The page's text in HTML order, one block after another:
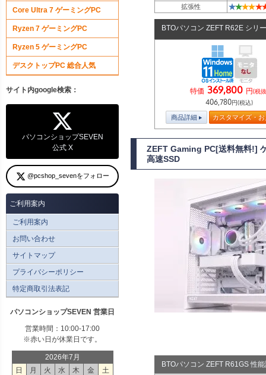
拡張性 ★★★★★
BTOパソコン ZEFT R62E シリ
特価 369,800 円(税
406,780円(税込)
商品詳細 カスタマイズ・
ZEFT Gaming PC[送料無料!]
高速SSD
BTOパソコン ZEFT R61GS 性
Core Ultra 7 ゲーミングPC
Ryzen 7 ゲーミングPC
Ryzen 5 ゲーミングPC
デスクトップPC 総合人気
サイト内google検索：
パソコンショップSEVEN
公式 X
@pcshop_sevenをフォロー
ご利用案内
ご利用案内
お問い合わせ
サイトマップ
プライバシーポリシー
特定商取引法表記
パソコンショップSEVEN 営業日
営業時間：10:00-17:00
※赤い日が休業日です。
2026年7月
日
月 火 水 木 金
土